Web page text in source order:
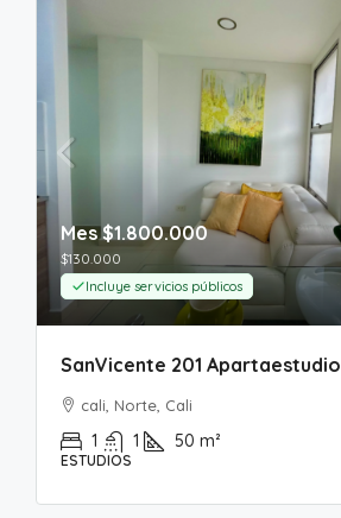
Mes$1.800.000
$130.000
Incluye servicios públicos
SanVicente 201 Apartaestudio
cali, Norte, Cali
1 1 50 m²
ESTUDIOS